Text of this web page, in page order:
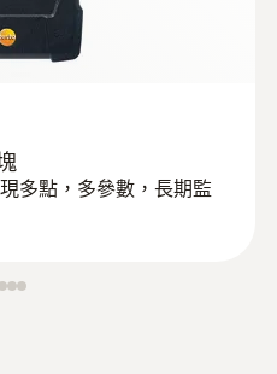
多點，多參數，長期監